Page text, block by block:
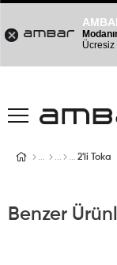
2'li Toka
Benzer